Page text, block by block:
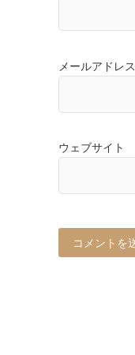
メールアドレス
ウェブサイト